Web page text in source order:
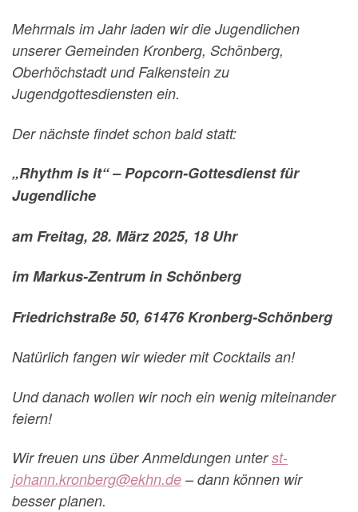
Mehrmals im Jahr laden wir die Jugendlichen
unserer Gemeinden Kronberg, Schönberg,
Oberhöchstadt und Falkenstein zu
Jugendgottesdiensten ein.
Der nächste findet schon bald statt:
„Rhythm is it“ – Popcorn-Gottesdienst für
Jugendliche
am Freitag, 28. März 2025, 18 Uhr
im Markus-Zentrum in Schönberg
Friedrichstraße 50, 61476 Kronberg-Schönberg
Natürlich fangen wir wieder mit Cocktails an!
Und danach wollen wir noch ein wenig miteinander
feiern!
Wir freuen uns über Anmeldungen unterst-
johann.kronberg@ekhn.de – dann können wir
besser planen.